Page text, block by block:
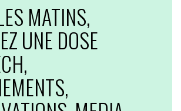
MATINS,
UNE DOSE